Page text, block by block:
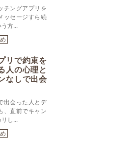
チングアプリを
ッセージすら続
方...
リで約束を
人の心理と
なしで出会
出会った人とデ
、直前でキャン
し...